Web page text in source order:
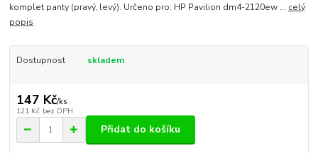
komplet panty (pravý, levý). Určeno pro: HP Pavilion dm4-2120ew ... celý
popis
Dostupnost skladem
147 Kč/ks
121 Kč bez DPH
Přidat do košíku